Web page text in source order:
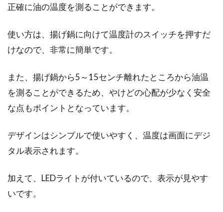
正確に油の温度を測ることができます。
使い方は、揚げ鍋に向けて温度計のスイッチを押すだ
けなので、非常に簡単です。
また、揚げ鍋から5～15センチ離れたところから油温
を測ることができるため、やけどの心配が少なく安全
な点もポイントとなっています。
デザインはシンプルで使いやすく、温度は画面にデジ
タル表示されます。
加えて、LEDライトが付いているので、表示が見やす
いです。